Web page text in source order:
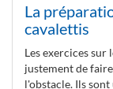
La
cavalettis
Les exercices sur
justement de
l'obstacle. Ils